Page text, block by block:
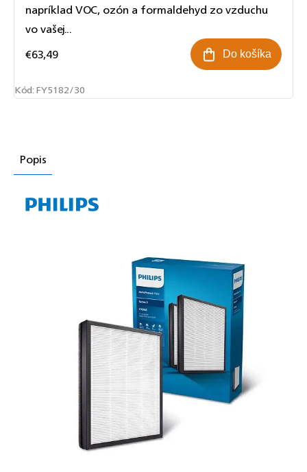
€63,49 Do košíka
napríklad VOC, ozón a formaldehyd zo vzduchu
vo vašej...
Kód:FY5182/30
Popis